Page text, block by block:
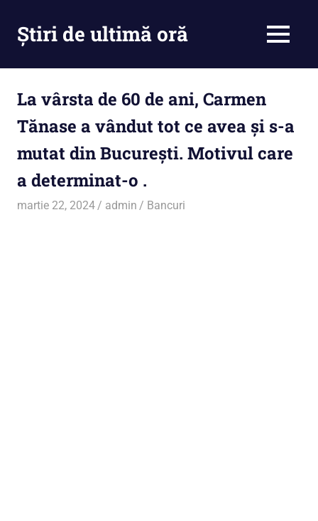
contentȘtiri de ultimă oră
la
curent
MENU
La vârsta de 60 de ani, Carmen
Tănase a vândut tot ce avea și s-a
mutat din București. Motivul care
a determinat-o .
martie 22, 2024 admin Bancuri